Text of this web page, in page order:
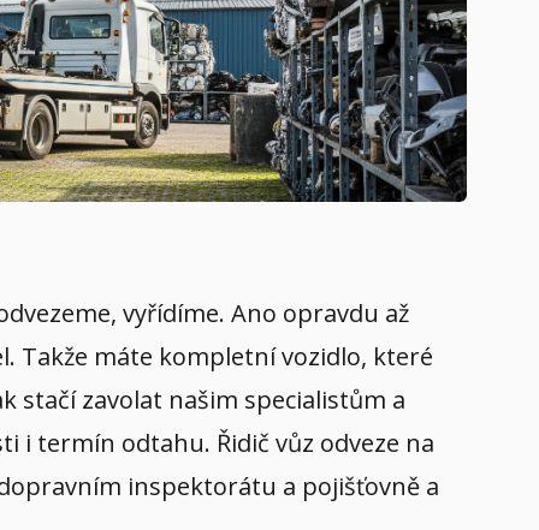
vyřídíme. Ano opravdu až
Takže máte kompletní vozidlo, které
stačí zavolat našim specialistům a
i termín odtahu. Řidič vůz odveze na
inspektorátu a pojišťovně a